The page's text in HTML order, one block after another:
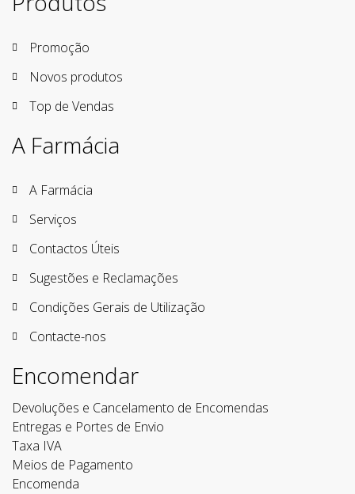
Promoção
Novos produtos
Top de Vendas
A Farmácia
A Farmácia
Serviços
Contactos Úteis
Sugestões e Reclamações
Condições Gerais de Utilização
Contacte-nos
Encomendar
Devoluções e Cancelamento de Encomendas
Entregas e Portes de Envio
Taxa IVA
Meios de Pagamento
Encomenda